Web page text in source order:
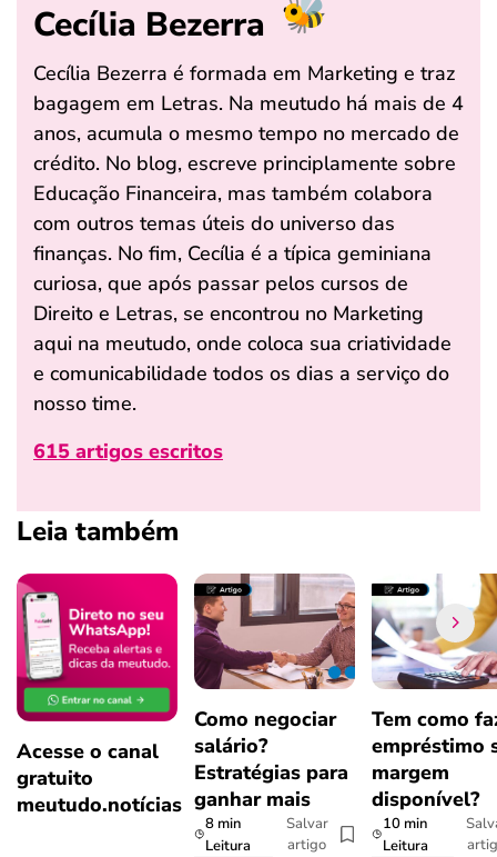
Cecília Bezerra
Cecília Bezerra é formada em Marketing e traz
bagagem em Letras. Na meutudo há mais de 4
anos, acumula o mesmo tempo no mercado de
crédito. No blog, escreve principlamente sobre
Educação Financeira, mas também colabora
com outros temas úteis do universo das
finanças. No fim, Cecília é a típica geminiana
curiosa, que após passar pelos cursos de
Direito e Letras, se encontrou no Marketing
aqui na meutudo, onde coloca sua criatividade
e comunicabilidade todos os dias a serviço do
nosso time.
615 artigos escritos
Leia também
Acesse o canal
gratuito
meutudo.notícias
Como negociar
salário?
Estratégias para
ganhar mais
8 min
Leitura
Salvar
artigo
Tem como
empréstimo
margem
disponível?
10 min
Leitura